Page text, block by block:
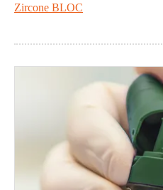
Zircone BLOC